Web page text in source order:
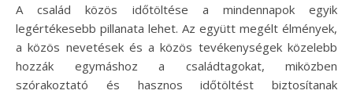
A család közös időtöltése a mindennapok egyik
legértékesebb pillanata lehet. Az együtt megélt élmények,
a közös nevetések és a közös tevékenységek közelebb
hozzák egymáshoz a családtagokat, miközben
szórakoztató és hasznos időtöltést biztosítanak